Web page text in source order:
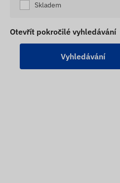
Skladem
Otevřít pokročilé vyhledávání